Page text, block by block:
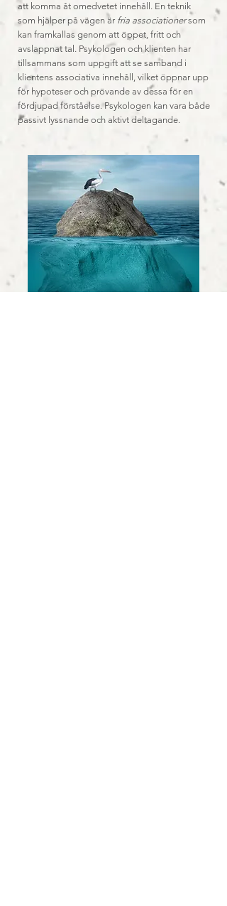
att komma åt omedvetet innehåll. En teknik
som hjälper på vägen är fria associationersom
kan framkallas genom att öppet, fritt och
avslappnat tal. Psykologen och klienten har
tillsammans som uppgift att se samband i
klientens associativa innehåll, vilket öppnar upp
för hypoteser och prövande av dessa för en
fördjupad förståelse. Psykologen kan vara både
passivt lyssnande och aktivt deltagande.